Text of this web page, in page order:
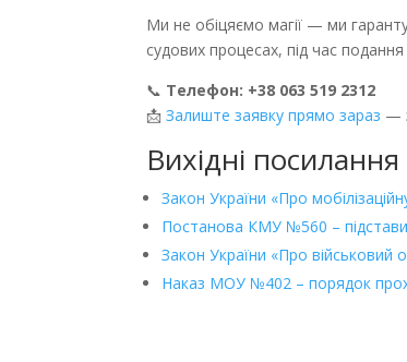
Ми не обіцяємо магії — ми
судових процесах, під час
📞 Телефон: +38 063 519 2312
📩Залиште заявку прямо зараз —
Вихідні
Закон України «Про
Постанова КМУ №560 –
Закон України «Про військовий
Наказ МОУ №402 – порядок